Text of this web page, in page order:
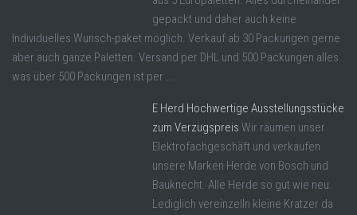
gepackt und daher auch keine
Individuelles Wunsch-paket möglich. Verkauf ab 30 Packungen gerne
aber auch ganze Paletten. Versand per DHL und 500 Packungen alles
was über 500 Packungen ist per ...
E Herd Hochwertige Ausstellungsstücke
zum Verzugspreis Wir räumen unser
Elektrofachgeschäft und verkaufen
unsere Marken Herde von Bosch und
Bauknecht. Alle Herde so gut wie neu.
Lediglich vereinzelln kleine Kratzer da